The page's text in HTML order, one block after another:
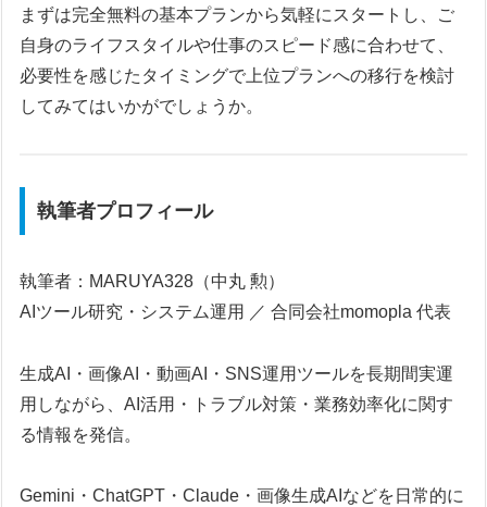
まずは完全無料の基本プランから気軽にスタートし、ご
自身のライフスタイルや仕事のスピード感に合わせて、
必要性を感じたタイミングで上位プランへの移行を検討
してみてはいかがでしょうか。
執筆者プロフィール
執筆者：MARUYA328（中丸 勲）
AIツール研究・システム運用 ／ 合同会社momopla 代表
生成AI・画像AI・動画AI・SNS運用ツールを長期間実運
用しながら、AI活用・トラブル対策・業務効率化に関す
る情報を発信。
Gemini・ChatGPT・Claude・画像生成AIなどを日常的に